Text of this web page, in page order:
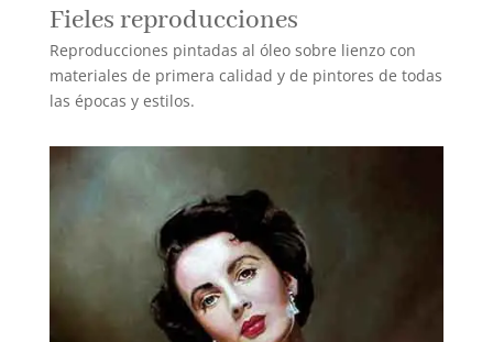
Fieles reproducciones
Reproducciones pintadas al óleo sobre lienzo con
materiales de primera calidad y de pintores de todas
las épocas y estilos.